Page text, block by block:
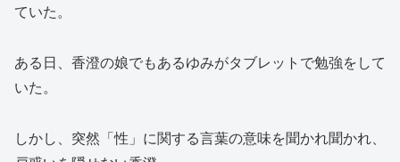
ていた。
ある日、香澄の娘でもあるゆみがタブレットで勉強をして
いた。
しかし、突然「性」に関する言葉の意味を聞かれ聞かれ、